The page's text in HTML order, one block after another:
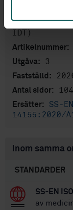
of medical
Good
IDT)
Artikelnummer:
Utgåva: 3
Fastställd:
Antal sidor: 104
Ersätter: SS-
14155:2020/
Inom samma
STANDARDER
SS-EN
av